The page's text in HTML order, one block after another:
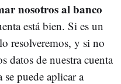
nosotros al banco
está bien. Si es un
resolveremos, y si no
datos de nuestra cuenta
se puede aplicar a